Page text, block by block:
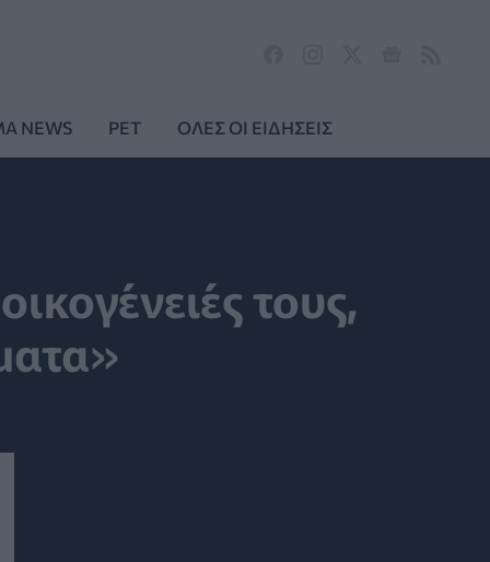
NEWS PET ΟΛΕΣ ΟΙ ΕΙΔΗΣΕΙΣ
τους,